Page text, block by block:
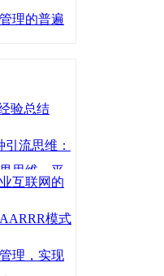
理的普遍
验总结
流思维：
思维、平
互联网的
模式
理，实现